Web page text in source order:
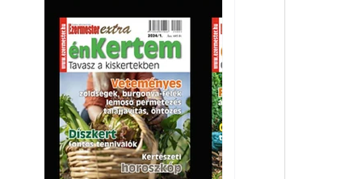
tárolható h